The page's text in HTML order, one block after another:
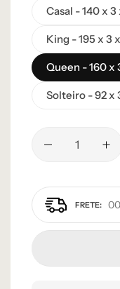
Casal - 140 x
King - 195 x 3
Queen - 160 x
Solteiro - 92 x